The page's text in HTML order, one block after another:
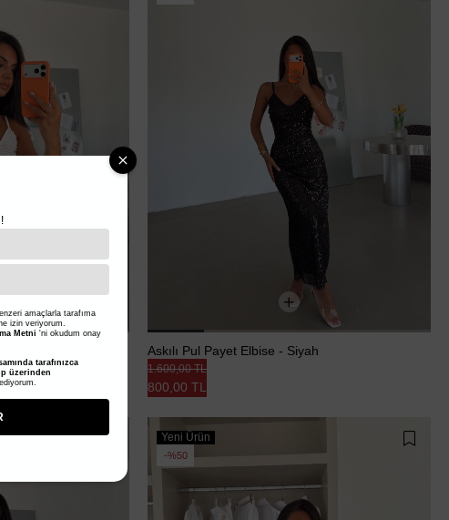
Askılı Pul Payet Elbise - Siyah
800,00 TL
1.600,00 TL
Yeni Ürün
%50
amaçlarla tarafıma
izin veriyorum.
Metni 'ni okudum onay
tarafınızca
üzerinden